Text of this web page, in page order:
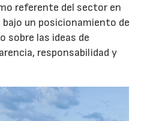
referente del sector en
bajo un posicionamiento de
sobre las ideas de
responsabilidad y